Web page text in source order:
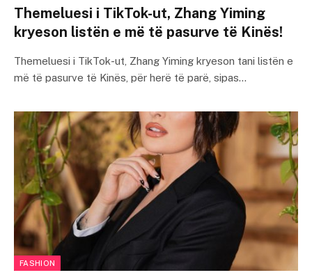
Themeluesi i TikTok-ut, Zhang Yiming
kryeson listën e më të pasurve të Kinës!
Themeluesi i TikTok-ut, Zhang Yiming kryeson tani listën e
më të pasurve të Kinës, për herë të parë, sipas…
FASHION